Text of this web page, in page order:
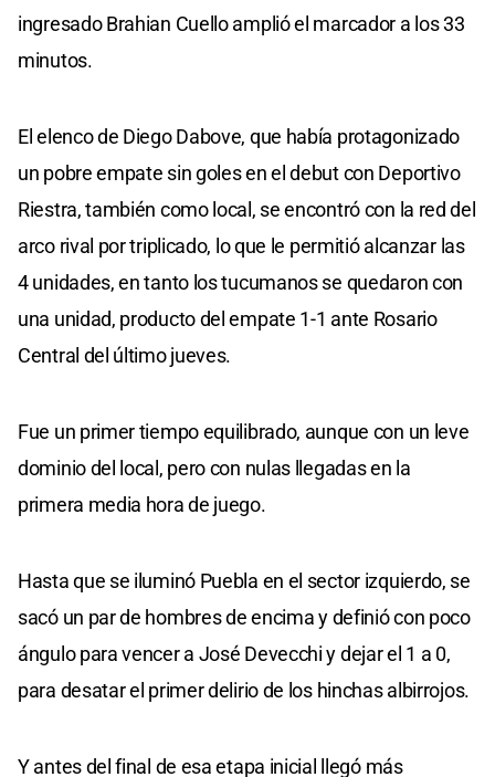
ingresado Brahian Cuello amplió el marcador a los 33
minutos.
El elenco de Diego Dabove, que había protagonizado
un pobre empate sin goles en el debut con Deportivo
Riestra, también como local, se encontró con la red del
arco rival por triplicado, lo que le permitió alcanzar las
4 unidades, en tanto los tucumanos se quedaron con
una unidad, producto del empate 1-1 ante Rosario
Central del último jueves.
Fue un primer tiempo equilibrado, aunque con un leve
dominio del local, pero con nulas llegadas en la
primera media hora de juego.
Hasta que se iluminó Puebla en el sector izquierdo, se
sacó un par de hombres de encima y definió con poco
ángulo para vencer a José Devecchi y dejar el 1 a 0,
para desatar el primer delirio de los hinchas albirrojos.
Y antes del final de esa etapa inicial llegó más